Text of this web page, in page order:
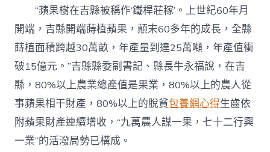
“蘋果樹在吉縣被稱作‘鐵桿莊稼’。上世紀60年月
開端，吉縣開端蒔植蘋果，顛末60多年的成長，全縣
蒔植面積跨越30萬畝，年產量到達25萬噸，年產值衝
破15億元。”吉縣縣委副書記、縣長牛永福說，在吉
縣，80%以上農業總產值是果業，80%以上的農人從
事蘋果相干財產，80%以上的脫貧包養網心得生齒依
附蘋果財產連續增收，“九萬農人謀一果，七十二行興
一業”的活潑局勢已構成。